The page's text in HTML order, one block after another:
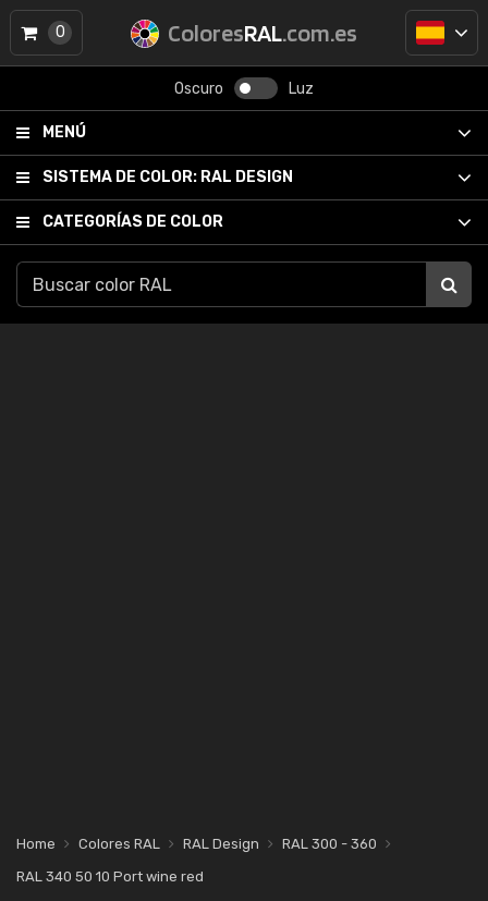
ColoresRAL.com.es
Oscuro Luz
MENÚ
SISTEMA DE COLOR: RAL DESIGN
CATEGORÍAS DE COLOR
0
Home Colores RAL RAL Design
RAL 300 - 360
RAL 340 50 10 Port wine red